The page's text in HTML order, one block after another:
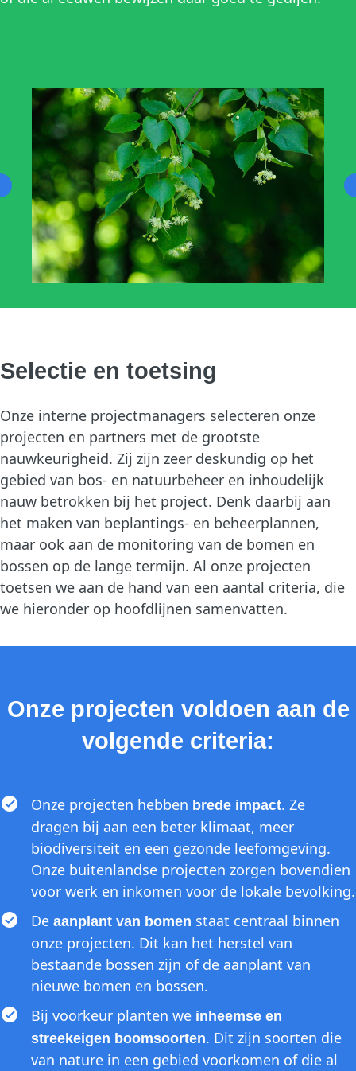
Selectie en toetsing
Onze interne projectmanagers selecteren onze
projecten en partners met de grootste
nauwkeurigheid. Zij zijn zeer deskundig op het
gebied van bos- en natuurbeheer en inhoudelijk
nauw betrokken bij het project. Denk daarbij aan
het maken van beplantings- en beheerplannen,
maar ook aan de monitoring van de bomen en
bossen op de lange termijn. Al onze projecten
toetsen we aan de hand van een aantal criteria, die
we hieronder op hoofdlijnen samenvatten.
Onze projecten voldoen aan de
volgende criteria:
Onze projecten hebben brede impact. Ze
dragen bij aan een beter klimaat, meer
biodiversiteit en een gezonde leefomgeving.
Onze buitenlandse projecten zorgen bovendien
voor werk en inkomen voor de lokale bevolking.
De aanplant van bomen staat centraal binnen
onze projecten. Dit kan het herstel van
bestaande bossen zijn of de aanplant van
nieuwe bomen en bossen.
Bij voorkeur planten we inheemse en
streekeigen boomsoorten. Dit zijn soorten die
van nature in een gebied voorkomen of die al